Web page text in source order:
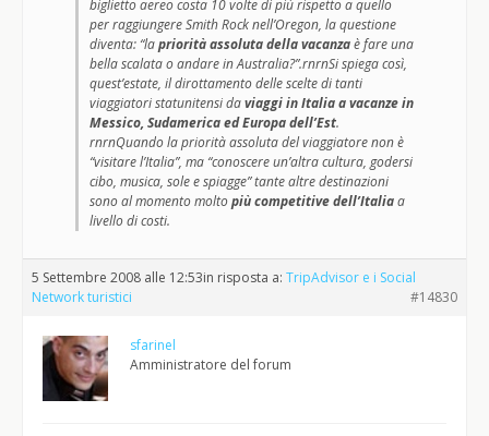
biglietto aereo costa 10 volte di più rispetto a quello
per raggiungere Smith Rock nell’Oregon, la questione
diventa: “lapriorità assoluta della vacanzaè fare una
bella scalata o andare in Australia?”.rnrnSi spiega così,
quest’estate, il dirottamento delle scelte di tanti
viaggiatori statunitensi daviaggi in Italia a vacanze in
Messico, Sudamerica ed Europa dell’Est.
rnrnQuando la priorità assoluta del viaggiatore non è
“visitare l’Italia”, ma “conoscere un’altra cultura, godersi
cibo, musica, sole e spiagge” tante altre destinazioni
sono al momento moltopiù competitive dell’Italiaa
livello di costi.
5 Settembre 2008 alle 12:53in risposta a: TripAdvisor e i Social
Network turistici
#14830
sfarinel
Amministratore del forum